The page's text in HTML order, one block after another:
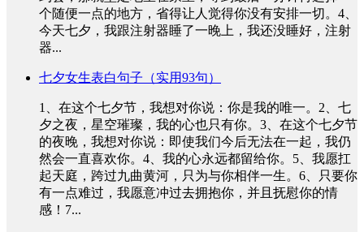
个随便一点的地方，省得让人觉得你没有安排一切。4、
今天七夕，我跟注射器睡了一晚上，我还没睡好，注射
器...
七夕女生表白句子（实用93句）
1、在这个七夕节，我想对你说：你是我的唯一。2、七
夕之夜，星空璀璨，我的心也只有你。3、在这个七夕节
的夜晚，我想对你说：即使我们今后无法在一起，我仍
然会一直喜欢你。4、我的心永远都留给你。5、我愿扛
起天庭，跨过九曲黄河，只为与你相伴一生。6、只要你
有一点难过，我愿意冲过去拥抱你，并且抚慰你的情
感！7...